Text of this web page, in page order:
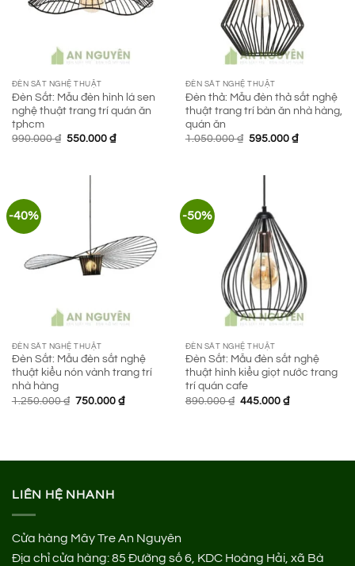
ĐÈN SẮT NGHỆ THUẬT
Đèn Sắt: Mẫu đèn hình lá sen
nghệ thuật trang trí quán ăn
tphcm
990.000₫ Giá
550.000 ₫Giá
ĐÈN SẮT NGHỆ THUẬT
Đèn thả: Mẫu đèn thả sắt nghệ
thuật trang trí bàn ăn nhà hàng,
quán ăn
1.050.000₫ Giá
595.000 ₫Giá
-40%
ĐÈN SẮT NGHỆ THUẬT
Đèn Sắt: Mẫu đèn sắt nghệ
thuật kiểu nón vành trang trí
nhà hàng
1.250.000₫ Giá
750.000 ₫Giá
-50%
ĐÈN SẮT NGHỆ THUẬT
Đèn Sắt: Mẫu đèn sắt nghệ
thuật hình kiểu giọt nước trang
trí quán cafe
890.000₫ Giá
445.000 ₫Giá
LIÊN HỆ NHANH
Cửa hàng Mây Tre An Nguyên
Địa chỉ cửa hàng:85 Đường số 6, KDC Hoàng Hải, xã Bà